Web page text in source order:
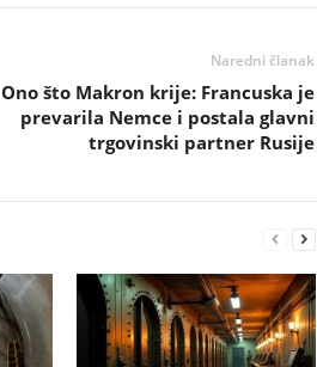
Naredni članak
Ono što Makron krije: Francuska je
prevarila Nemce i postala glavni
trgovinski partner Rusije